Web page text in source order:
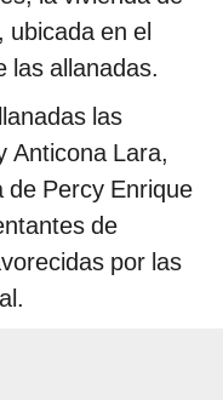
ubicada en el
las allanadas.
las
Anticona Lara,
de Percy Enrique
de
por las